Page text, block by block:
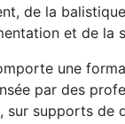
de la
et de la
une
par des
sur supports de